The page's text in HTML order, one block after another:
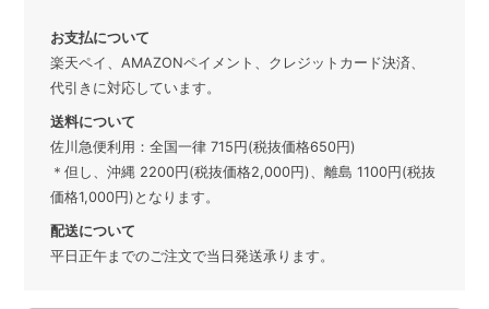
お支払について
楽天ペイ、AMAZONペイメント、クレジットカード決済、
代引きに対応しています。
送料について
佐川急便利用：全国一律 715円(税抜価格650円)
＊但し、沖縄 2200円(税抜価格2,000円)、離島 1100円(税抜
価格1,000円)となります。
配送について
平日正午までのご注文で当日発送承ります。